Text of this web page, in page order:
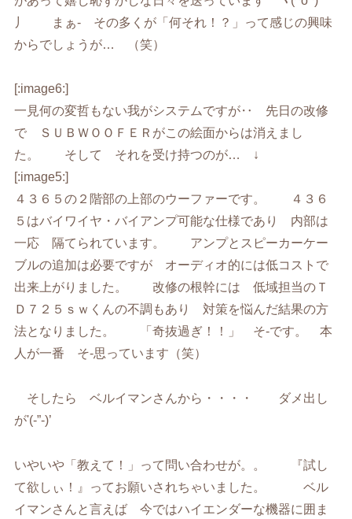
丿 まぁ- その多くが「何それ！？」って感じの興味
からでしょうが… （笑）
[:image6:]
一見何の変哲もない我がシステムですが‥ 先日の改修
で ＳＵＢＷＯＯＦＥＲがこの絵面からは消えまし
た。 そして それを受け持つのが… ↓
[:image5:]
４３６５の２階部の上部のウーファーです。 ４３６
５はバイワイヤ・バイアンプ可能な仕様であり 内部は
一応 隔てられています。 アンプとスピーカーケー
ブルの追加は必要ですが オーディオ的には低コストで
出来上がりました。 改修の根幹には 低域担当のＴ
Ｄ７２５ｓｗくんの不調もあり 対策を悩んだ結果の方
法となりました。 「奇抜過ぎ！！」 そ-です。 本
人が一番 そ-思っています（笑）
そしたら ベルイマンさんから・・・・ ダメ出し
が'(-”-)’
いやいや「教えて！」って問い合わせが。。 『試し
て欲しぃ！』ってお願いされちゃいました。 ベル
イマンさんと言えば 今ではハイエンダーな機器に囲ま